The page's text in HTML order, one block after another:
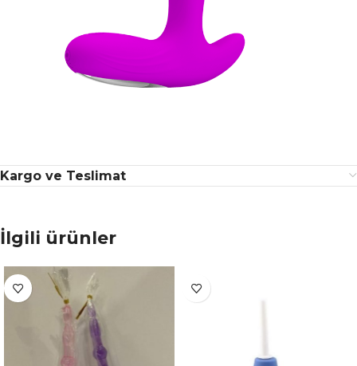
Kargo ve Teslimat
İlgili ürünler